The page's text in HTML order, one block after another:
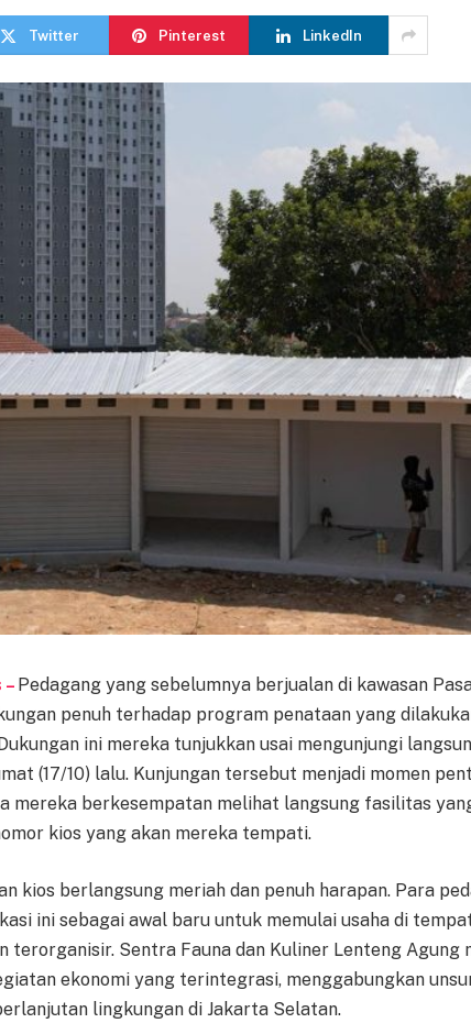
Twitter Pinterest LinkedIn
– Pedagang yang sebelumnya berjualan di kawasan
penuh terhadap program penataan yang
ini mereka tunjukkan usai mengunjungi
(17/10) lalu. Kunjungan tersebut menjadi momen
mereka berkesempatan melihat langsung fasilitas
kios yang akan mereka tempati.
kios berlangsung meriah dan penuh harapan. Para
ini sebagai awal baru untuk memulai usaha di
terorganisir. Sentra Fauna dan Kuliner Lenteng Agung
ekonomi yang terintegrasi, menggabungkan
lingkungan di Jakarta Selatan.